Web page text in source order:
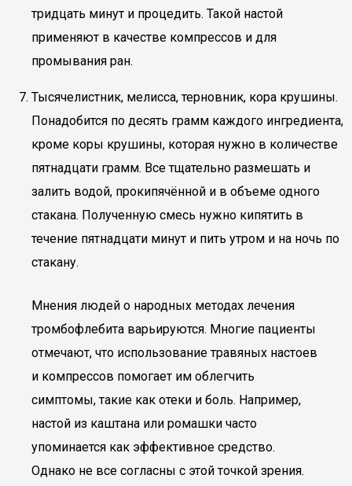
тридцать минут и процедить. Такой настой
применяют в качестве компрессов и для
промывания ран.
Тысячелистник, мелисса, терновник, кора крушины.
Понадобится по десять грамм каждого ингредиента,
кроме коры крушины, которая нужно в количестве
пятнадцати грамм. Все тщательно размешать и
залить водой, прокипячённой и в объеме одного
стакана. Полученную смесь нужно кипятить в
течение пятнадцати минут и пить утром и на ночь по
стакану.
Мнения людей о народных методах лечения
тромбофлебита варьируются. Многие пациенты
отмечают, что использование травяных настоев
и компрессов помогает им облегчить
симптомы, такие как отеки и боль. Например,
настой из каштана или ромашки часто
упоминается как эффективное средство.
Однако не все согласны с этой точкой зрения.